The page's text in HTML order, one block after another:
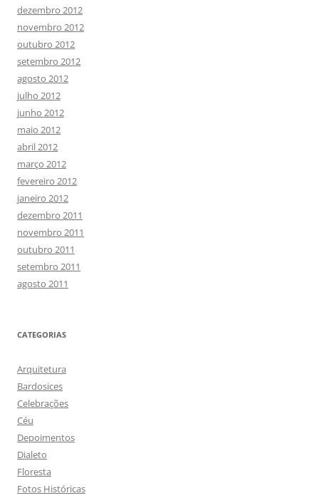
dezembro 2012
novembro 2012
outubro 2012
setembro 2012
agosto 2012
julho 2012
junho 2012
maio 2012
abril 2012
março 2012
fevereiro 2012
janeiro 2012
dezembro 2011
novembro 2011
outubro 2011
setembro 2011
agosto 2011
CATEGORIAS
Arquitetura
Bardosices
Celebrações
Céu
Depoimentos
Dialeto
Floresta
Fotos Históricas